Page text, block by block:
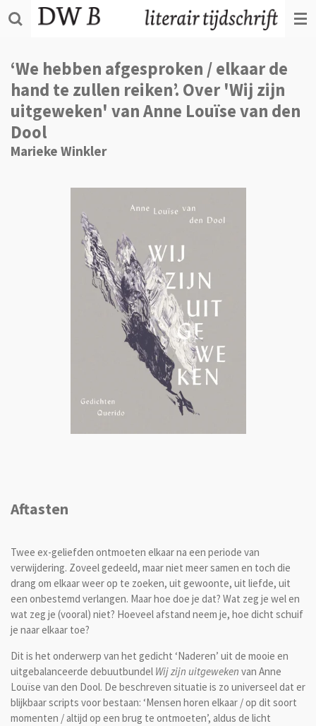
Ga
direct
de
hoofdinhoud
‘We hebben afgesproken / elkaar de
hand te zullen reiken’. Over 'Wij zijn
uitgeweken' van Anne Louïse van den
Dool
Marieke Winkler
Aftasten
Twee ex-geliefden ontmoeten elkaar na een periode van
verwijdering. Zoveel gedeeld, maar niet meer samen en toch die
drang om elkaar weer op te zoeken, uit gewoonte, uit liefde, uit
een onbestemd verlangen. Maar hoe doe je dat? Wat zeg je wel en
wat zeg je (vooral) niet? Hoeveel afstand neem je, hoe dicht schuif
je naar elkaar toe?
Dit is het onderwerp van het gedicht ‘Naderen’ uit de mooie en
uitgebalanceerde debuutbundel Wij zijn uitgeweken van Anne
Louïse van den Dool. De beschreven situatie is zo universeel dat er
blijkbaar scripts voor bestaan: ‘Mensen horen elkaar / op dit soort
momenten / altijd op een brug te ontmoeten’, aldus de licht